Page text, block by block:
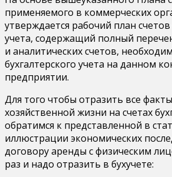
применяемого в коммерческих
утверждается рабочий план счетов
учета, содержащий полный
и аналитических счетов,
бухгалтерского учета на данном
предприятии.
Для того чтобы отразить все
хозяйственной жизни на счетах
обратимся к представленной в
иллюстрации экономических
договору аренды с физическим
раз и надо отразить в бухучете: